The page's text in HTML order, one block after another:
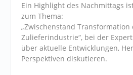
Ein Highlight des Nachmittags
zum Thema:
„Zwischenstand Transformation
Zulieferindustrie“, bei der
über aktuelle Entwicklungen,
Perspektiven diskutieren.